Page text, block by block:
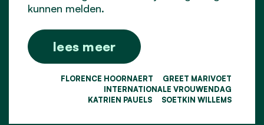
kunnen melden.
lees meer
FLORENCE HOORNAERT
GREET MARIVOET
INTERNATIONALE VROUWENDAG
KATRIEN PAUELS
SOETKIN WILLEMS